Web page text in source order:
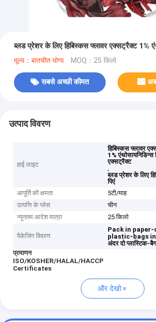
ब्लड प्रेशर के लिए हिबिस्कस फ्लावर एक्सट्रैक्ट 1%
मूल्य：बातचीत योग्य MOQ：25 किलो
सबसे अच्छी कीमत
उत्पाद विवरण
हाई लाइट
हिबिस्कस फ्लावर
1% एंथोसायनिडिन्स
एक्सट्रैक्ट
,
ब्लड प्रेशर के लिए
पिएं
आपूर्ति की क्षमता
5टी/माह
उत्पत्ति के प्लेस
चीन
न्यूनतम आदेश मात्रा
25 किलो
पैकेजिंग विवरण
Pack in
plastic-bags
अंदर दो प्लास्टिक-
प्रमाणन
ISO/KOSHER/HALAL/HACCP
Certificates
और देखो